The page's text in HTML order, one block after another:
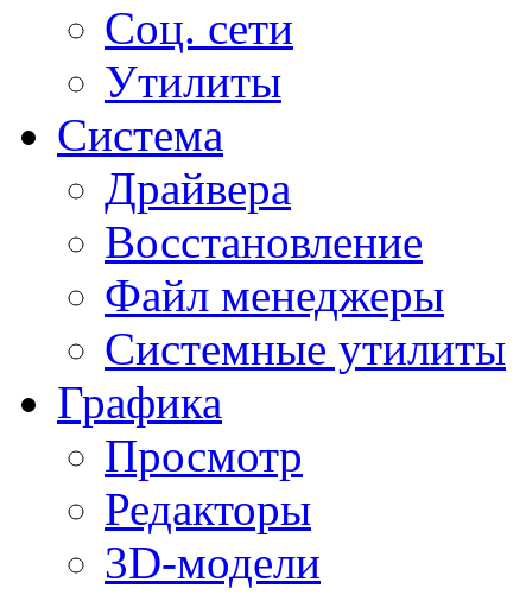
Соц. сети
Утилиты
Система
Драйвера
Восстановление
Файл менеджеры
Системные утилиты
Графика
Просмотр
Редакторы
3D-модели